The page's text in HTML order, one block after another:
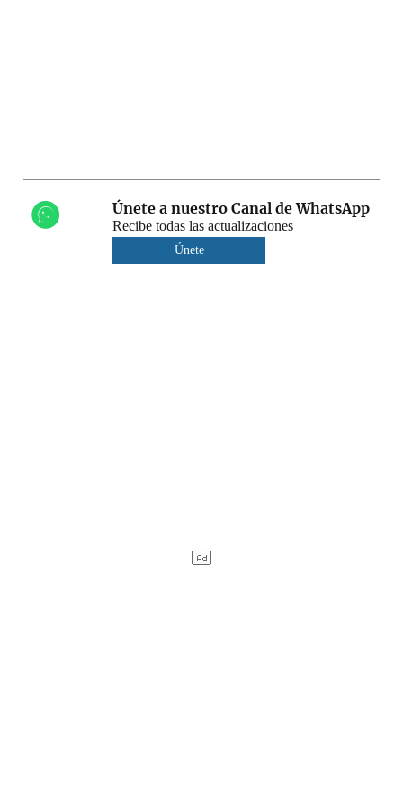
Únete a nuestro Canal de WhatsApp
Recibe todas las actualizaciones
Únete